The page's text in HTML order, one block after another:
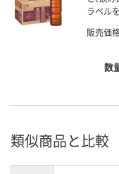
ラベル
販売価格
数
類似商品と比較